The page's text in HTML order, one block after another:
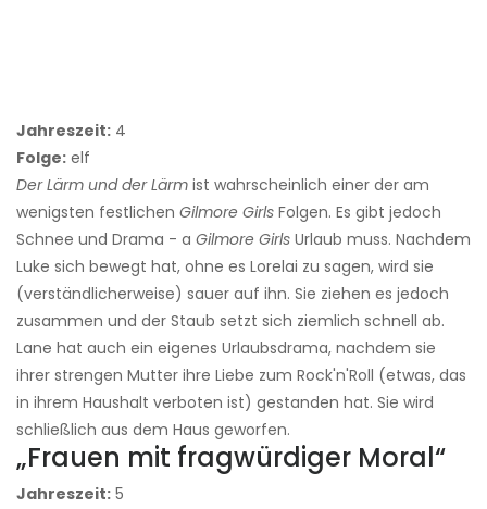
Jahreszeit: 4
Folge: elf
Der Lärm und der Lärm ist wahrscheinlich einer der am
wenigsten festlichen Gilmore Girls Folgen. Es gibt jedoch
Schnee und Drama - a Gilmore Girls Urlaub muss. Nachdem
Luke sich bewegt hat, ohne es Lorelai zu sagen, wird sie
(verständlicherweise) sauer auf ihn. Sie ziehen es jedoch
zusammen und der Staub setzt sich ziemlich schnell ab.
Lane hat auch ein eigenes Urlaubsdrama, nachdem sie
ihrer strengen Mutter ihre Liebe zum Rock'n'Roll (etwas, das
in ihrem Haushalt verboten ist) gestanden hat. Sie wird
schließlich aus dem Haus geworfen.
„Frauen mit fragwürdiger Moral“
Jahreszeit: 5